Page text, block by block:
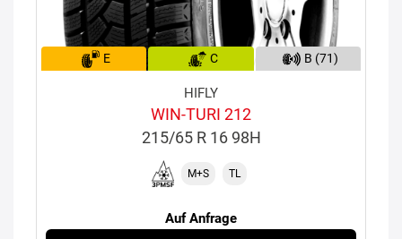
E C B (71)
HIFLY
WIN-TURI 212
215/65 R 16 98H
M+S TL
Auf Anfrage